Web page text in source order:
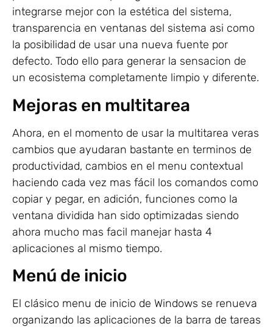
integrarse mejor con la estética del sistema,
transparencia en ventanas del sistema asi como
la posibilidad de usar una nueva fuente por
defecto. Todo ello para generar la sensacion de
un ecosistema completamente limpio y diferente.
Mejoras en multitarea
Ahora, en el momento de usar la multitarea veras
cambios que ayudaran bastante en terminos de
productividad, cambios en el menu contextual
haciendo cada vez mas fácil los comandos como
copiar y pegar, en adición, funciones como la
ventana dividida han sido optimizadas siendo
ahora mucho mas facil manejar hasta 4
aplicaciones al mismo tiempo.
Menú de inicio
El clásico menu de inicio de Windows se renueva
organizando las aplicaciones de la barra de tareas